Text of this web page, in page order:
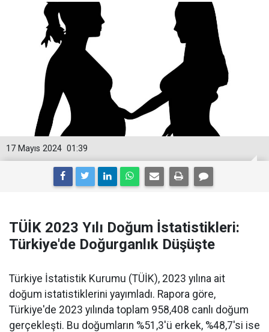
01:39
17 Mayıs 2024
TÜİK 2023 Yılı Doğum İstatistikleri:
Türkiye'de Doğurganlık Düşüşte
Türkiye İstatistik Kurumu (TÜİK), 2023 yılına ait
doğum istatistiklerini yayımladı. Rapora göre,
Türkiye'de 2023 yılında toplam 958,408 canlı doğum
gerçekleşti. Bu doğumların %51,3'ü erkek, %48,7'si ise